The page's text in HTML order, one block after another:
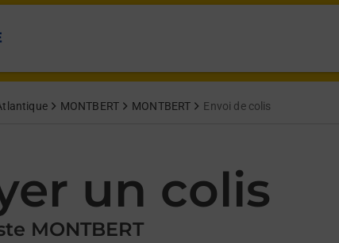
MONTBERT MONTBERT Envoi de colis
un colis
MONTBERT